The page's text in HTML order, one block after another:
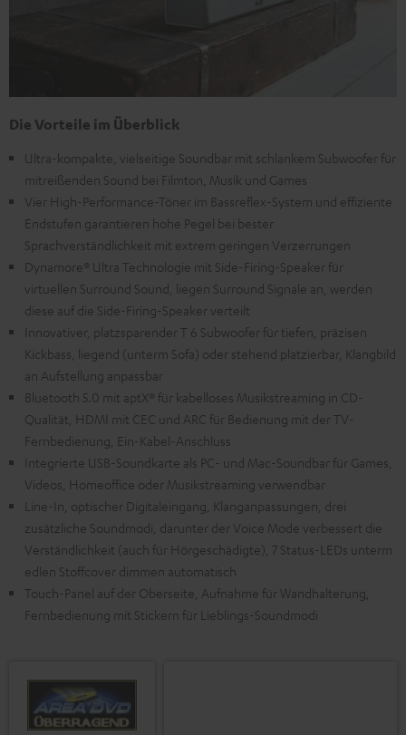
Die Vorteile im Überblick
Ultra-kompakte, vielseitige Soundbar mit schlankem Subwoofer für
mitreißenden Sound bei Filmton, Musik und Games
Vier High-Performance-Töner im Bassreflex-System und effiziente
Endstufen garantieren hohe Pegel bei bester
Sprachverständlichkeit mit extrem geringen Verzerrungen
Dynamore® Ultra Technologie mit Side-Firing-Speaker für
virtuellen Surround Sound, liegen Surround Signale an, werden
diese auf die Side-Firing-Speaker verteilt
Innovativer, platzsparender T 6 Subwoofer für tiefen, präzisen
Kickbass, liegend (unterm Sofa) oder stehend platzierbar, Klangbild
an Aufstellung anpassbar
Bluetooth 5.0 mit aptX® für kabelloses Musikstreaming in CD-
Qualität, HDMI mit CEC und ARC für Bedienung mit der TV-
Fernbedienung, Ein-Kabel-Anschluss
Integrierte USB-Soundkarte als PC- und Mac-Soundbar für Games,
Videos, Homeoffice oder Musikstreaming verwendbar
Line-In, optischer Digitaleingang, Klanganpassungen, drei
zusätzliche Soundmodi, darunter der Voice Mode verbessert die
Verständlichkeit (auch für Hörgeschädigte), 7 Status-LEDs unterm
edlen Stoffcover dimmen automatisch
Touch-Panel auf der Oberseite, Aufnahme für Wandhalterung,
Fernbedienung mit Stickern für Lieblings-Soundmodi